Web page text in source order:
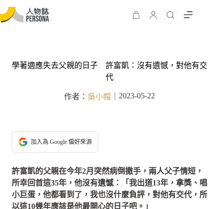
學著適應失去父親的日子 許富凱：沒有遺憾，對他有交
代
作者： 吳小帽 2023-05-22
加入為 Google 偏好來源
許富凱的父親在今年2月突然病倒撒手，兩人父子情短，
所幸回首這35年，他沒有遺憾：「我出道13年，拿獎、唱
小巨蛋，他都看到了，我也沒什麼負評，對他有交代，所
以這10幾年應該是他最開心的日子吧。」